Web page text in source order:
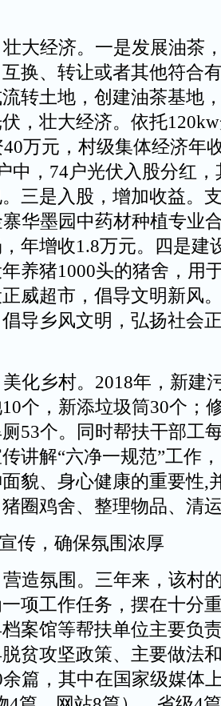
大经济。一是发展油茶
换、转让或者其他符合
转土地，创建油茶基地
，壮大经济。依托
万元，村级集体经济年
中，74户光伏入股分红
三是入股，增加收益。
华墨园中药材种植专业
年增收1.8万元。四是建
养猪1000头的猪舍，用
威超市，倡导文明新风
导乡风文明，弘扬社会
化乡村。2018年，新建
个，新添垃圾筒30个；
53个。同时帮扶干部工
讲解“六净一规范”工作
貌、身心健康的重要性,
圈鸡舍、整理物品、清
传，确保氛围浓厚
造氛围。三年来，该村
项工作任务，摆在十分
案馆等帮扶单位主要负
贫攻坚政策、主要做法
篇，其中在国家级媒体